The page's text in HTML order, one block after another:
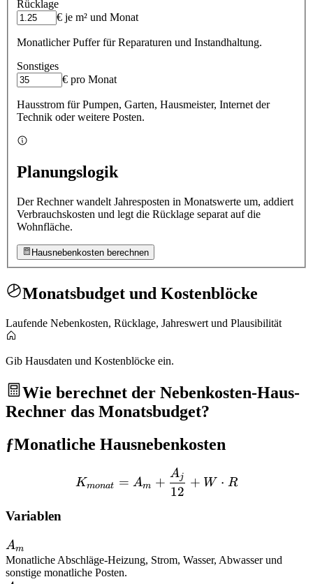
Rücklage
€ je m² und Monat
Monatlicher Puffer für Reparaturen und Instandhaltung.
Sonstiges
€ pro Monat
Hausstrom für Pumpen, Garten, Hausmeister, Internet der
Technik oder weitere Posten.
Planungslogik
Der Rechner wandelt Jahresposten in Monatswerte um, addiert
Verbrauchskosten und legt die Rücklage separat auf die
Wohnfläche.
Hausnebenkosten berechnen
Monatsbudget und Kostenblöcke
Laufende Nebenkosten, Rücklage, Jahreswert und Plausibilität
Gib Hausdaten und Kostenblöcke ein.
Wie berechnet der Nebenkosten-Haus-
Rechner das Monatsbudget?
ƒMonatliche Hausnebenkosten
Kmonat = Am +
12
Aj + W ⋅ R
Variablen
A_m
Am
Monatliche Abschläge-Heizung, Strom, Wasser, Abwasser und
sonstige monatliche Posten.